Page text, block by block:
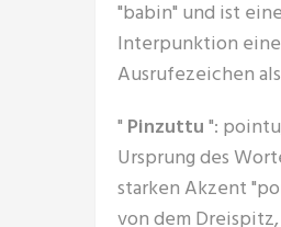
"babin" und ist
Interpunktion
Ausrufezeichen
" Pinzuttu":
Ursprung des
starken Akzent
von dem